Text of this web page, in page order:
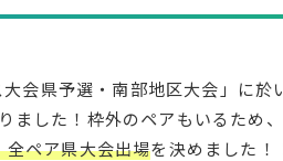
会県予選・南部地区大会」に於
ました！枠外のペアもいるため
全ペア県大会出場を決めました！